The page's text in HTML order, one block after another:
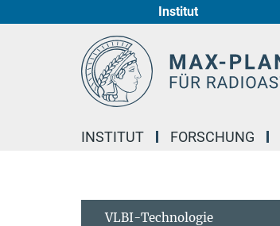
Institut
INSTITUT FORSCHUNG
VLBI-Technologie